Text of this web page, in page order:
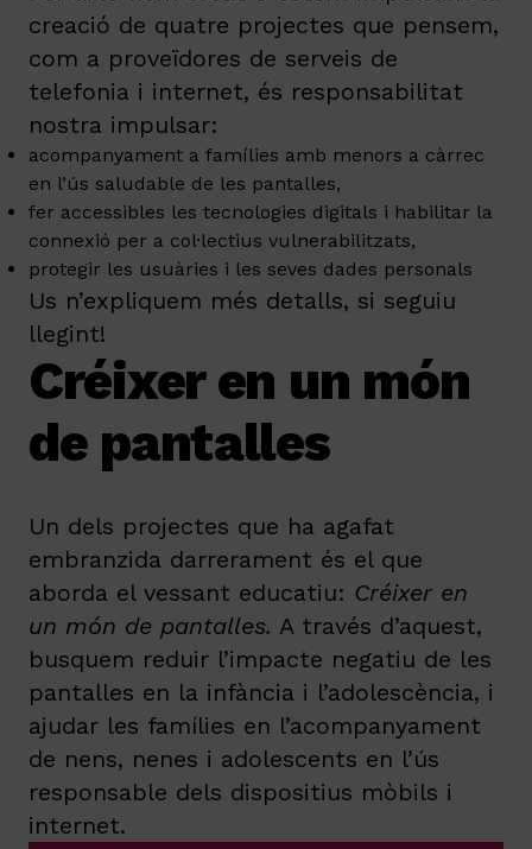
creació de quatre projectes que pensem,
com a proveïdores de serveis de
telefonia i internet, és responsabilitat
nostra impulsar:
acompanyament a famílies amb menors a càrrec
en l’ús saludable de les pantalles,
fer accessibles les tecnologies digitals i habilitar la
connexió per a col·lectius vulnerabilitzats,
protegir les usuàries i les seves dades personals
Us n’expliquem més detalls, si seguiu
llegint!
Créixer en un món
de pantalles
Un dels projectes que ha agafat
embranzida darrerament és el que
aborda el vessant educatiu: Créixer en
un món de pantalles. A través d’aquest,
busquem reduir l’impacte negatiu de les
pantalles en la infància i l’adolescència, i
ajudar les famílies en l’acompanyament
de nens, nenes i adolescents en l’ús
responsable dels dispositius mòbils i
internet.